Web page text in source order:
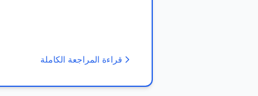
قراءة المراجعة الكاملة